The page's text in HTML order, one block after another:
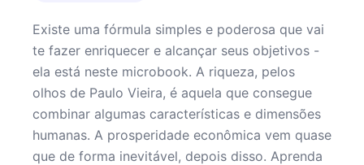
Existe uma fórmula simples e poderosa que vai
te fazer enriquecer e alcançar seus objetivos -
ela está neste microbook. A riqueza, pelos
olhos de Paulo Vieira, é aquela que consegue
combinar algumas características e dimensões
humanas. A prosperidade econômica vem quase
que de forma inevitável, depois disso. Aprenda